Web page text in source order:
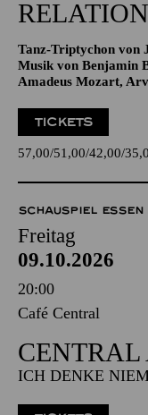
Musik von Benjamin
TICKETS
SCHAUSPIEL ESSEN
Freitag
09.10.2026
20:00
Café Central
CENTRAL
TICKETS